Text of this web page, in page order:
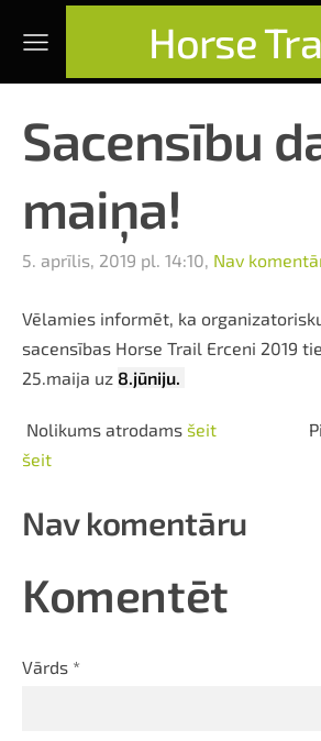
Horse
Sacensību
maiņa!
5. aprīlis, 2019 pl. 14:10, Nav
Vēlamies informēt, ka
sacensības Horse Trail Erceni 2019
25.maija uz 8.jūniju.
Nolikums atrodams šeit
šeit
Nav komentāru
Komentēt
Vārds *